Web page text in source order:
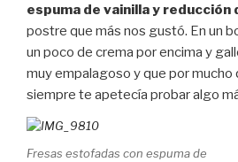
espuma de vainilla y reducción
postre que más nos gustó. En un
un poco de crema por encima y
muy empalagoso y que por mucho
siempre te apetecía probar algo
Fresas estofadas con espuma de